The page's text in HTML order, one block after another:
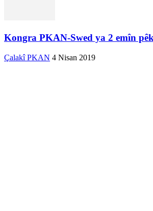
Kongra PKAN-Swed ya 2 emîn
Çalakî PKAN 4 Nisan 2019